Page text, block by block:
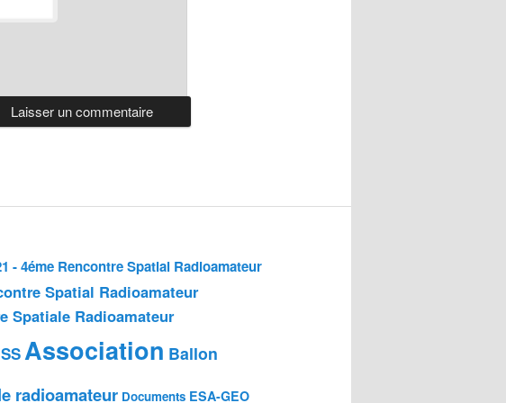
- 4éme Rencontre Spatial Radioamateur
Spatial Radioamateur
Spatiale Radioamateur
Association Ballon
radioamateur Documents ESA-GEO